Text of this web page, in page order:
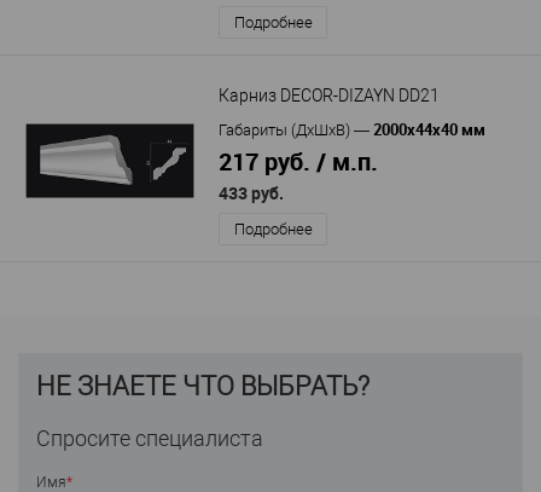
Подробнее
Карниз DECOR-DIZAYN DD21
Габариты (ДхШхВ) — 2000х44х40 мм
217 руб. / м.п.
433 руб.
Подробнее
НЕ ЗНАЕТЕ ЧТО ВЫБРАТЬ?
Спросите специалиста
Имя*